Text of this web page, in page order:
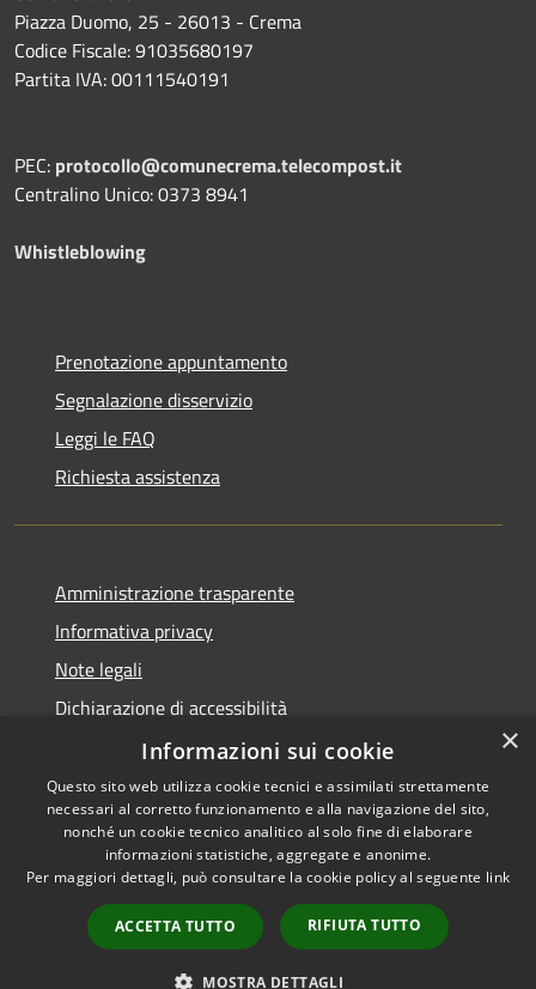
Piazza Duomo, 25 - 26013 - Crema
Codice Fiscale: 91035680197
Partita IVA: 00111540191
PEC: protocollo@comunecrema.telecompost.it
Centralino Unico: 0373 8941
Whistleblowing
Prenotazione appuntamento
Segnalazione disservizio
Leggi le FAQ
Richiesta assistenza
Amministrazione trasparente
Informativa privacy
Note legali
Dichiarazione di accessibilità
Piano di miglioramento dei servizi
RSS
Accessibilità
Copyright © 2026 • Comune di
Municipium•
Accesso
redazione
×
Informazioni sui cookie
Questo sito web utilizza cookie tecnici e assimilati strettamente
necessari al corretto funzionamento e alla navigazione del sito,
nonché un cookie tecnico analitico al solo fine di elaborare
informazioni statistiche, aggregate e anonime.
Per maggiori dettagli, può consultare la cookie policy al seguente link
ACCETTA TUTTO RIFIUTA TUTTO
MOSTRA DETTAGLI